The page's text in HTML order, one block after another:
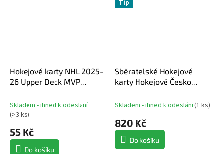
Hokejové karty NHL 2025-
26 Upper Deck MVP
Skladem - ihned k odeslání
(>3 ks)
55 Kč
Do košíku
Tip
Sběratelské Hokejové
karty Hokejové Česko
Skladem - ihned k odeslání(1 ks)
820 Kč
Do košíku